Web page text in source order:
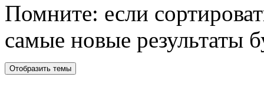
Помните: если
самые новые результаты